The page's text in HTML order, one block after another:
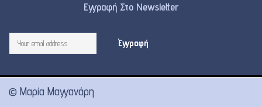
Εγγραφή Στο Newsletter
© Μαρία Μαγγανάρη